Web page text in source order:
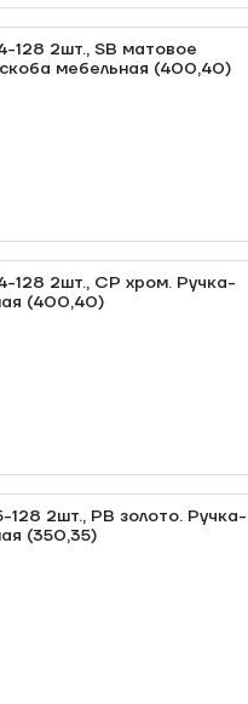
128 2шт., SB матовое
мебельная (400,40)
128 2шт., CP хром. Ручка-
(400,40)
2шт., PB золото. Ручка-
(350,35)